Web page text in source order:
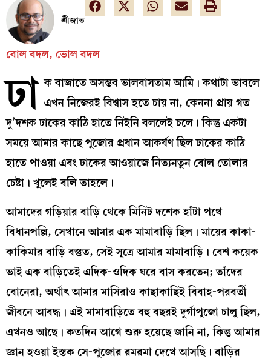
শ্রীজাত
বোল বদল, ভোল বদল
ঢা ক বাজাতে অসম্ভব ভালবাসতাম আমি। কথাটা ভাবলে
এখন নিজেরই বিশ্বাস হতে চায় না, কেননা প্রায় গত
দু’দশক ঢাকের কাঠি হাতে নিইনি বললেই চলে। কিন্তু একটা
সময়ে আমার কাছে পুজোর প্রধান আকর্ষণ ছিল ঢাকের কাঠি
হাতে পাওয়া এবং ঢাকের আওয়াজে নিত্যনতুন বোল তোলার
চেষ্টা। খুলেই বলি তাহলে।
আমাদের গড়িয়ার বাড়ি থেকে মিনিট দশেক হাঁটা পথে
বিধানপল্লি, সেখানে আমার এক মামাবাড়ি ছিল। মায়ের কাকা-
কাকিমার বাড়ি বস্তুত, সেই সূত্রে আমার মামাবাড়ি। বেশ কয়েক
ভাই এক বাড়িতেই এদিক-ওদিক ঘরে বাস করতেন; তাঁদের
বোনেরা, অর্থাৎ আমার মাসিরাও কাছাকাছিই বিবাহ-পরবর্তী
জীবনে আবদ্ধ। এই মামাবাড়িতে বহু বছরই দুর্গাপুজো চালু ছিল,
এখনও আছে। কতদিন আগে শুরু হয়েছে জানি না, কিন্তু আমার
জ্ঞান হওয়া ইস্তক সে-পুজোর রমরমা দেখে আসছি। বাড়ির